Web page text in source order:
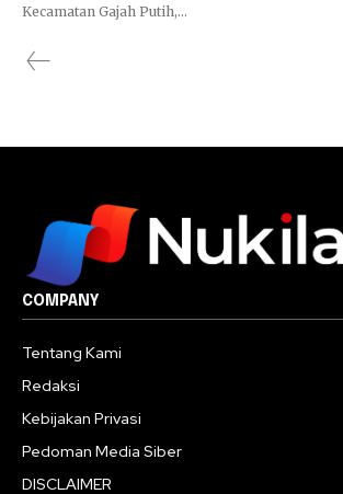
Kecamatan Gajah Putih,...
COMPANY
Tentang Kami
Redaksi
Kebijakan Privasi
Pedoman Media Siber
DISCLAIMER